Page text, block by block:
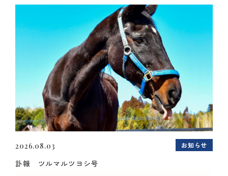
2026.08.03 お知らせ
訃報 ツルマルツヨシ号